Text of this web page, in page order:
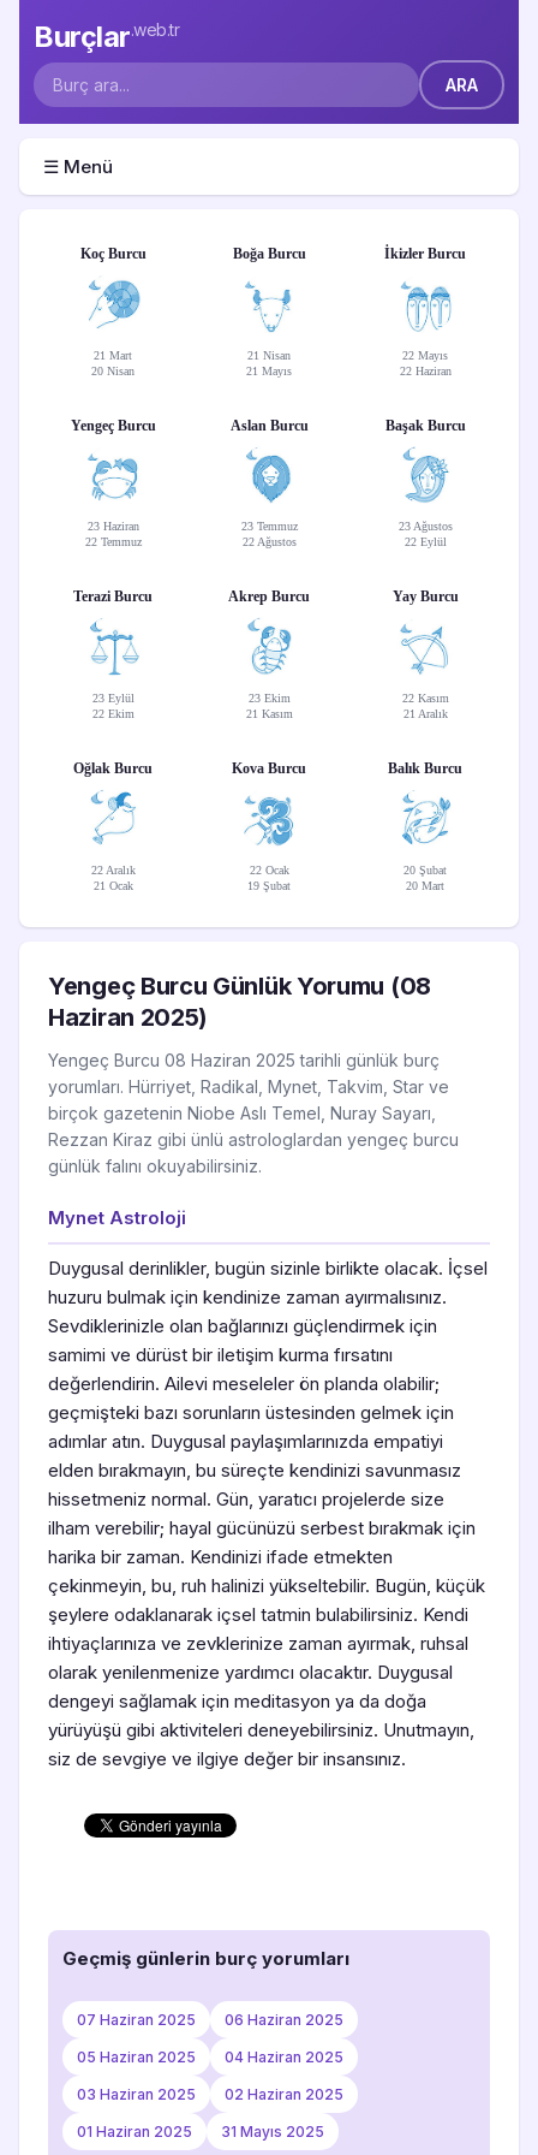
Burçlar.web.tr
☰ Menü
Koç Burcu
21 Mart
20 Nisan
Boğa Burcu
21 Nisan
21 Mayıs
İkizler Burcu
22 Mayıs
22 Haziran
Yengeç Burcu
23 Haziran
22 Temmuz
Aslan Burcu
23 Temmuz
22 Ağustos
Başak Burcu
23 Ağustos
22 Eylül
Terazi Burcu
23 Eylül
22 Ekim
Akrep Burcu
23 Ekim
21 Kasım
Yay Burcu
22 Kasım
21 Aralık
Oğlak Burcu
22 Aralık
21 Ocak
Kova Burcu
22 Ocak
19 Şubat
Balık Burcu
20 Şubat
20 Mart
Yengeç Burcu Günlük Yorumu (08
Haziran 2025)
Yengeç Burcu 08 Haziran 2025 tarihli günlük burç
yorumları. Hürriyet, Radikal, Mynet, Takvim, Star ve
birçok gazetenin Niobe Aslı Temel, Nuray Sayarı,
Rezzan Kiraz gibi ünlü astrologlardan yengeç burcu
günlük falını okuyabilirsiniz.
Mynet Astroloji
Duygusal derinlikler, bugün sizinle birlikte olacak. İçsel
huzuru bulmak için kendinize zaman ayırmalısınız.
Sevdiklerinizle olan bağlarınızı güçlendirmek için
samimi ve dürüst bir iletişim kurma fırsatını
değerlendirin. Ailevi meseleler ön planda olabilir;
geçmişteki bazı sorunların üstesinden gelmek için
adımlar atın. Duygusal paylaşımlarınızda empatiyi
elden bırakmayın, bu süreçte kendinizi savunmasız
hissetmeniz normal. Gün, yaratıcı projelerde size
ilham verebilir; hayal gücünüzü serbest bırakmak için
harika bir zaman. Kendinizi ifade etmekten
çekinmeyin, bu, ruh halinizi yükseltebilir. Bugün, küçük
şeylere odaklanarak içsel tatmin bulabilirsiniz. Kendi
ihtiyaçlarınıza ve zevklerinize zaman ayırmak, ruhsal
olarak yenilenmenize yardımcı olacaktır. Duygusal
dengeyi sağlamak için meditasyon ya da doğa
yürüyüşü gibi aktiviteleri deneyebilirsiniz. Unutmayın,
siz de sevgiye ve ilgiye değer bir insansınız.
Geçmiş günlerin burç yorumları
07 Haziran 2025 06 Haziran 2025
05 Haziran 2025 04 Haziran 2025
03 Haziran 2025 02 Haziran 2025
01 Haziran 2025 31 Mayıs 2025